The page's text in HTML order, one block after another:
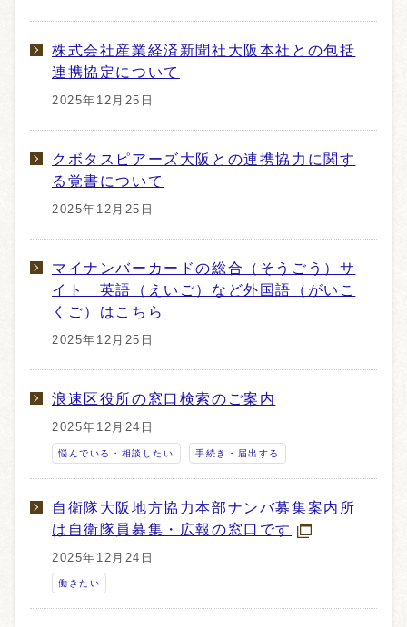
株式会社産業経済新聞社大阪本社との包括
連携協定について
2025年12月25日
クボタスピアーズ大阪との連携協力に関す
る覚書について
2025年12月25日
マイナンバーカードの総合（そうごう）サ
イト 英語（えいご）など外国語（がいこ
くご）はこちら
2025年12月25日
浪速区役所の窓口検索のご案内
2025年12月24日
悩んでいる・相談したい 手続き・届出する
自衛隊大阪地方協力本部ナンバ募集案内所
は自衛隊員募集・広報の窓口です
2025年12月24日
働きたい